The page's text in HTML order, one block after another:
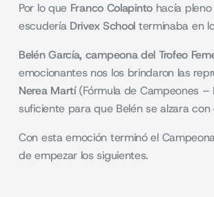
Por lo que Franco Colapintohacía pleno
escudería Drivex School terminaba en
Belén García, campeona del Trofeo
emocionantes nos los brindaron las
Nerea Martí(Fórmula de Campeones –
suficiente para que Belén se alzara
Con esta emoción terminó el
de empezar los siguientes.